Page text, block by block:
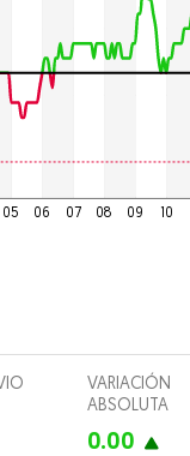
Espectáculos
Food and
Directorio
Suscripciones
05 06 07 08 09 10
VARIACIÓN
ABSOLUTA
0.00